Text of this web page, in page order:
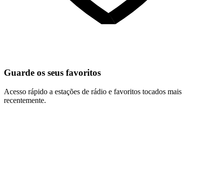
Guarde os seus favoritos
Acesso rápido a estações de rádio e favoritos tocados mais
recentemente.